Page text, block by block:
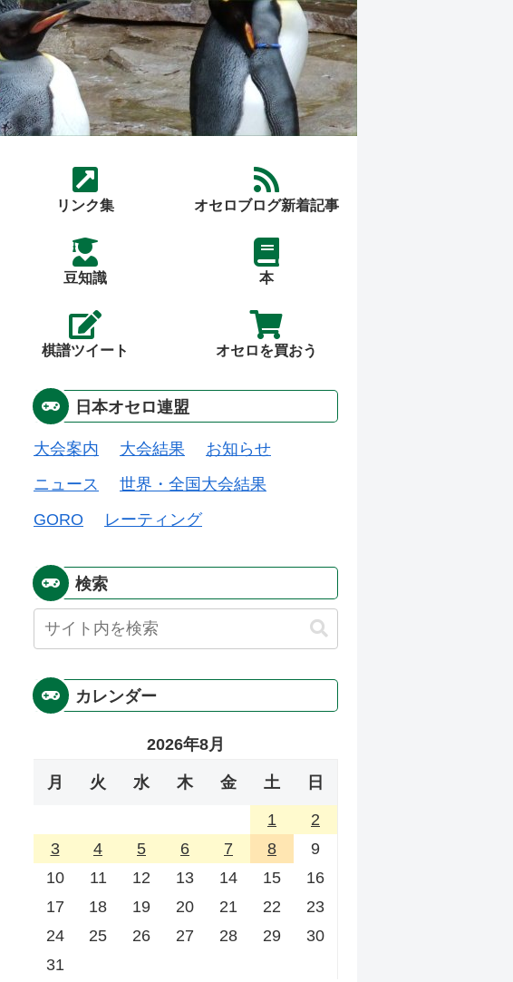
リンク集 オセロブログ新着記事
豆知識 本
棋譜ツイート オセロを買おう
日本オセロ連盟
大会案内 大会結果
お知らせ
ニュース
世界・全国大会結果
GORO
レーティング
検索
カレンダー
2026年8月
月 火 水 木 金 土 日
1
2
3
4 5 6 7 8
9
10
11 12 13 14 15
16
17
18 19 20 21 22
23
24
25 26 27 28 29
30
31